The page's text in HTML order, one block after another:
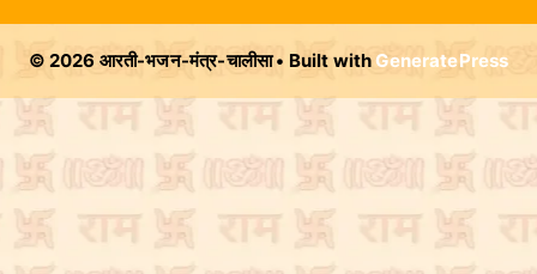
© 2026 आरती-भजन-मंत्र-चालीसा• Built withGeneratePress